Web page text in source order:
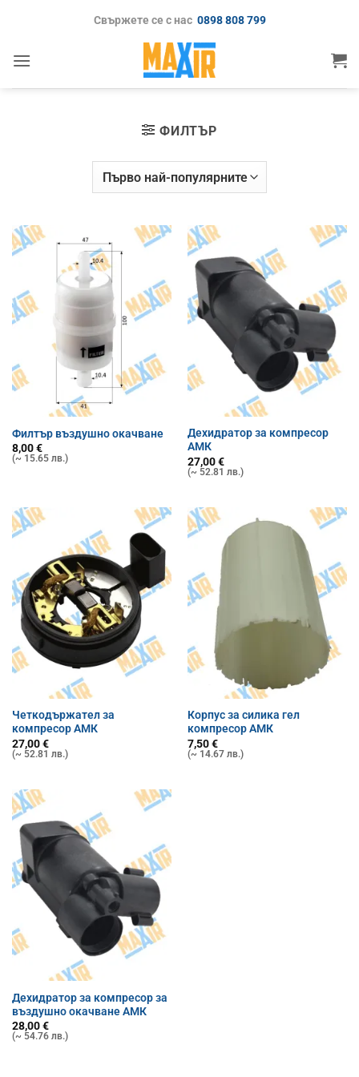
Свържете се с нас 0898 808 799
ФИЛТЪР
Филтър въздушно окачване
8,00€
(~ 15.65 лв.)
Дехидратор за компресор
АМК
27,00€
(~ 52.81 лв.)
Четкодържател за
компресор АМК
27,00€
(~ 52.81 лв.)
Корпус за силика гел
компресор АМК
7,50€
(~ 14.67 лв.)
Дехидратор за компресор за
въздушно окачване АМК
28,00€
(~ 54.76 лв.)